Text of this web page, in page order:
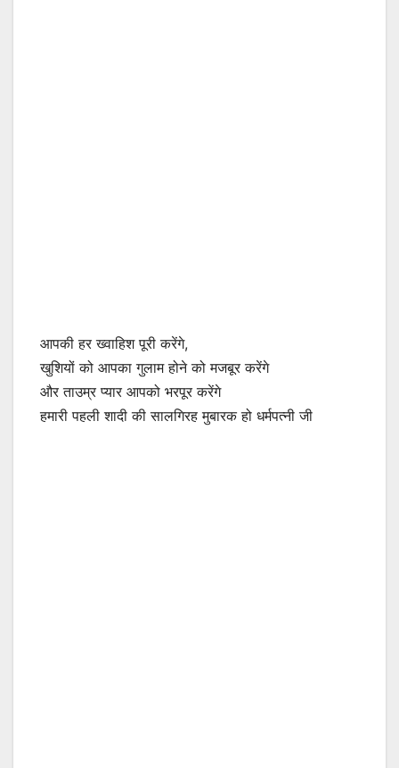
आपकी हर ख्वाहिश पूरी करेंगे,
खुशियों को आपका गुलाम होने को मजबूर करेंगे
और ताउम्र प्यार आपको भरपूर करेंगे
हमारी पहली शादी की सालगिरह मुबारक हो धर्मपत्नी जी